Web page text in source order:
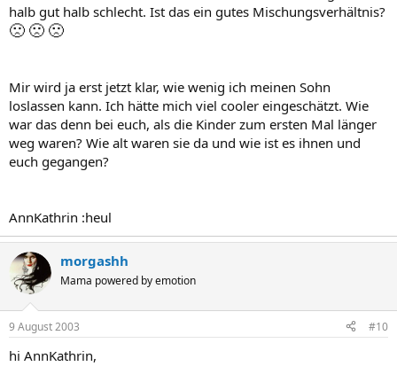
halb gut halb schlecht. Ist das ein gutes Mischungsverhältnis?
🙁 🙁 🙁
Mir wird ja erst jetzt klar, wie wenig ich meinen Sohn
loslassen kann. Ich hätte mich viel cooler eingeschätzt. Wie
war das denn bei euch, als die Kinder zum ersten Mal länger
weg waren? Wie alt waren sie da und wie ist es ihnen und
euch gegangen?
AnnKathrin :heul
morgashh
Mama powered by emotion
9 August 2003 #10
hi AnnKathrin,